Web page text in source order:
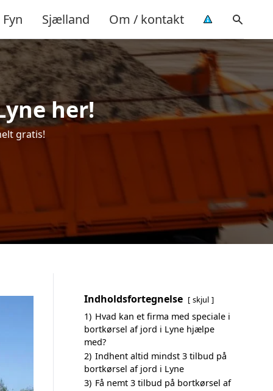
Fyn Sjælland Om / kontakt
her!
gratis!
Indholdsfortegnelse skjul
1) Hvad kan et firma med speciale i
bortkørsel af jord i Lyne hjælpe
med?
2) Indhent altid mindst 3 tilbud på
bortkørsel af jord i Lyne
3) Få nemt 3 tilbud på bortkørsel af